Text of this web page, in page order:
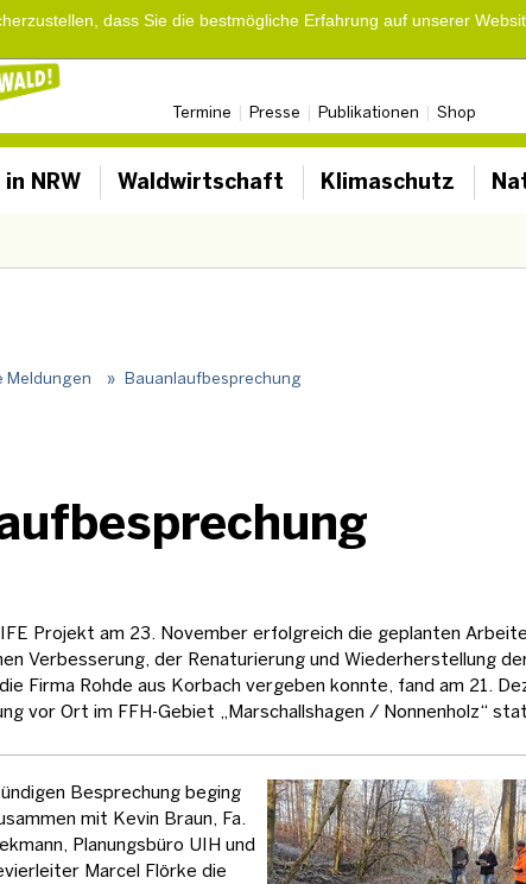
dass Sie die bestmögliche Erfahrung auf unserer
Termine Presse Publikationen Shop
NRW Waldwirtschaft Klimaschutz
Meldungen » Bauanlaufbesprechung
Projekt am 23. November erfolgreich die geplanten
Verbesserung, der Renaturierung und Wiederherstellung
Firma Rohde aus Korbach vergeben konnte, fand am 21.
vor Ort im FFH-Gebiet „Marschallshagen / Nonnenholz“
Besprechung beging
mit Kevin Braun, Fa.
Planungsbüro UIH und
Marcel Flörke die